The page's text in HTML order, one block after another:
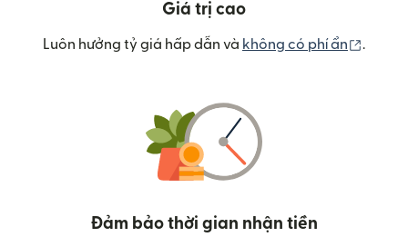
Giá trị cao
Luôn hưởng tỷ giá hấp dẫn và không có phí ẩn .
Đảm bảo thời gian nhận tiền